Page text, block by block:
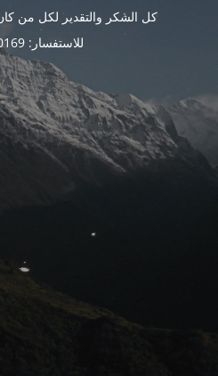
كل الشكر والتقدير لكل من
للاستفسار: 0928080169